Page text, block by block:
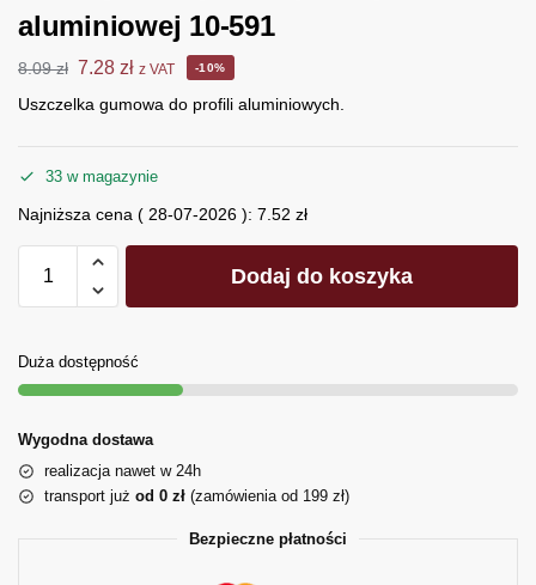
aluminiowej 10-591
8.09zł 7.28 zł z VAT -10%
Uszczelka gumowa do profili aluminiowych.
33 w magazynie
Najniższa cena ( 28-07-2026 ): 7.52 zł
Dodaj do koszyka
Duża dostępność
Wygodna dostawa
realizacja nawet w 24h
transport już od 0 zł (zamówienia od 199 zł)
Bezpieczne płatności